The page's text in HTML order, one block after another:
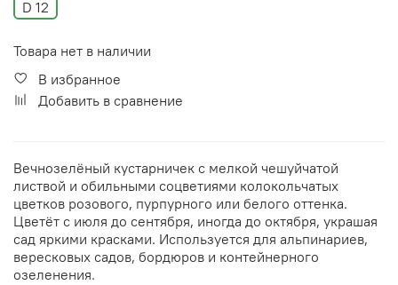
D 12
Товара нет в наличии
В избранное
Добавить в сравнение
Вечнозелёный кустарничек с мелкой чешуйчатой
листвой и обильными соцветиями колокольчатых
цветков розового, пурпурного или белого оттенка.
Цветёт с июля до сентября, иногда до октября, украшая
сад яркими красками. Используется для альпинариев,
вересковых садов, бордюров и контейнерного
озеленения.